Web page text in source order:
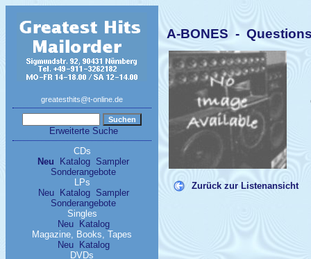
greatesthits@t-online.de
Erweiterte Suche
CDs
Neu
Katalog Sampler
Sonderangebote
LPs
Neu
Katalog
Sampler
Sonderangebote
Singles
Neu
Katalog
Magazine, Books, Tapes
Neu
Katalog
DVDs
A-BONES -
Zurück zur Listenansicht